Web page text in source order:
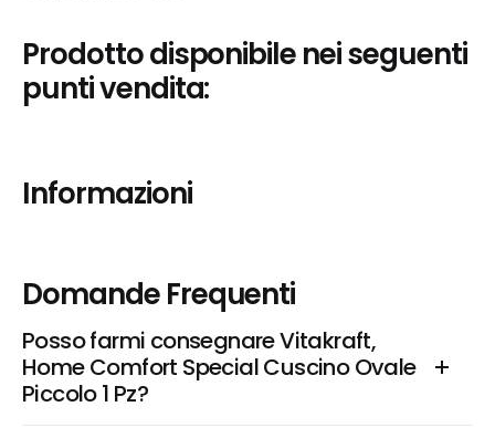
Prodotto disponibile nei seguenti
punti vendita:
Informazioni
Domande Frequenti
Posso farmi consegnare Vitakraft,
Home Comfort Special Cuscino Ovale
Piccolo 1 Pz?